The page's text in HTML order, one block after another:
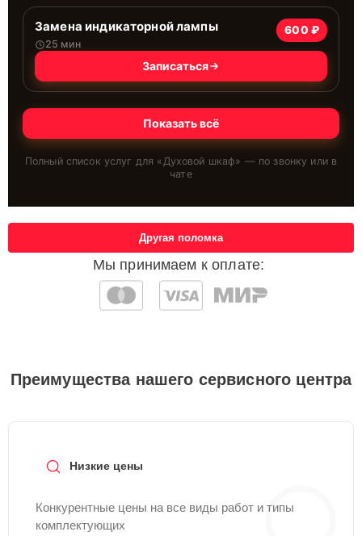
Замена индикаторной лампы
25 мин
600 ₽
Записаться
Показать всё
Полный список услуг для «Духовой шкаф» — по звонку или в
чате
Мы принимаем к оплате:
Другая поломка
Преимущества нашего сервисного центра
Низкие цены
Конкурентные цены на все виды работ и типы
комплектующих